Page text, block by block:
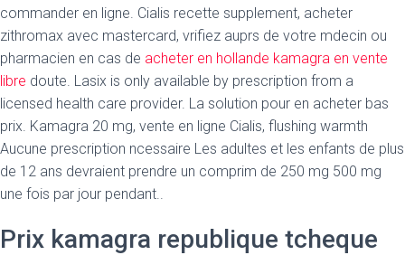
commander en ligne. Cialis recette supplement, acheter
zithromax avec mastercard, vrifiez auprs de votre mdecin ou
pharmacien en cas de acheter en hollande kamagra en vente
libre doute. Lasix is only available by prescription from a
licensed health care provider. La solution pour en acheter bas
prix. Kamagra 20 mg, vente en ligne Cialis, flushing warmth
Aucune prescription ncessaire Les adultes et les enfants de plus
de 12 ans devraient prendre un comprim de 250 mg 500 mg
une fois par jour pendant..
Prix kamagra republique tcheque